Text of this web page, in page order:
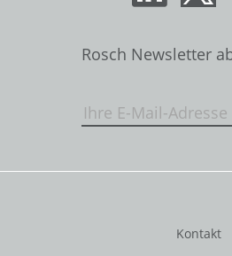
Rosch Newsletter
Kontakt